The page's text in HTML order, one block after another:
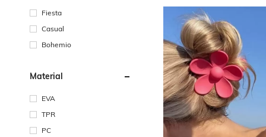
Fiesta
Casual
Bohemio
Material
EVA
TPR
PC